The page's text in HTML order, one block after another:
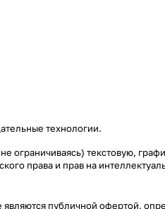
технологии.
ограничиваясь) текстовую,
права и прав на
публичной офертой,